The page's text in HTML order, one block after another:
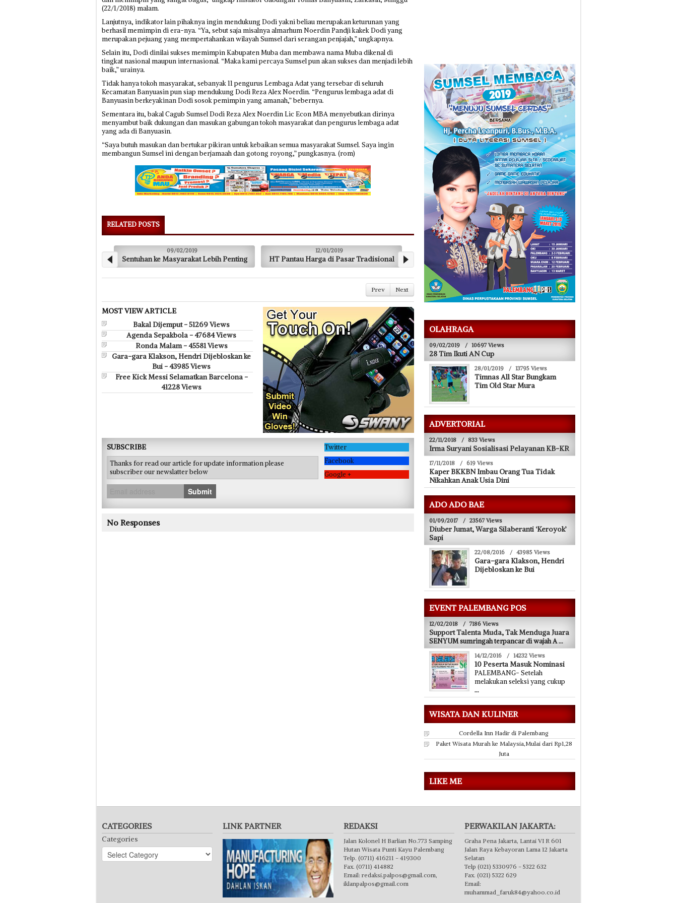
(22/1/2018) malam.
Lanjutnya, indikator lain pihaknya ingin mendukung Dodi yakni beliau merupakan keturunan yang
berhasil memimpin di era-nya. “Ya, sebut saja misalnya almarhum Noerdin Pandji kakek Dodi yang
merupakan pejuang yang mempertahankan wilayah Sumsel dari serangan penjajah,” ungkapnya.
Selain itu, Dodi dinilai sukses memimpin Kabupaten Muba dan membawa nama Muba dikenal di
tingkat nasional maupun internasional. “Maka kami percaya Sumsel pun akan sukses dan menjadi lebih
baik,” urainya.
Tidak hanya tokoh masyarakat, sebanyak 11 pengurus Lembaga Adat yang tersebar di seluruh
Kecamatan Banyuasin pun siap mendukung Dodi Reza Alex Noerdin. “Pengurus lembaga adat di
Banyuasin berkeyakinan Dodi sosok pemimpin yang amanah,” bebernya.
Sementara itu, bakal Cagub Sumsel Dodi Reza Alex Noerdin Lic Econ MBA menyebutkan dirinya
menyambut baik dukungan dan masukan gabungan tokoh masyarakat dan pengurus lembaga adat
yang ada di Banyuasin.
“Saya butuh masukan dan bertukar pikiran untuk kebaikan semua masyarakat Sumsel. Saya ingin
membangun Sumsel ini dengan berjamaah dan gotong royong,” pungkasnya. (rom)
RELATED POSTS
09/02/2019
Sentuhan ke Masyarakat Lebih Penting HT Pantau Harga di Pasar Tradisional
05/12/2018
Dedi A dan Aswawi Resmi Dewan PALI
28/11/2018
Ini Tanggapan Pengamat Soal Kampanye
Jokowi di Palembang
Prev Next
MOST VIEW ARTICLE
Bakal Dijemput - 51269 Views
Agenda Sepakbola - 47684 Views
Ronda Malam - 45581 Views
Gara-gara Klakson, Hendri Dijebloskan ke
Bui - 43985 Views
Free Kick Messi Selamatkan Barcelona -
41228 Views
SUBSCRIBE
Thanks for read our article for update information please
subscriber our newslatter below
Submit
Twitter
Facebook
Google +
No Responses
OLAHRAGA
09/02/2019 / 10697 Views
28 Tim Ikuti AN Cup
28/01/2019 / 13795 Views
Timnas All Star Bungkam
Tim Old Star Mura
ADVERTORIAL
22/11/2018 / 833 Views
Irma Suryani Sosialisasi Pelayanan KB-KR
17/11/2018 / 619 Views
Kaper BKKBN Imbau Orang Tua Tidak
Nikahkan Anak Usia Dini
ADO ADO BAE
01/09/2017 / 23567 Views
Diuber Jumat, Warga Silaberanti ‘Keroyok’
Sapi
22/08/2016 / 43985 Views
Gara-gara Klakson, Hendri
Dijebloskan ke Bui
EVENT PALEMBANG POS
12/02/2018 / 7186 Views
Support Talenta Muda, Tak Menduga Juara
SENYUM sumringah terpancar di wajah A...
14/12/2016 / 14232 Views
10 Peserta Masuk Nominasi
PALEMBANG- Setelah
melakukan seleksi yang cukup
...
WISATA DAN KULINER
Cordella Inn Hadir di Palembang
Paket Wisata Murah ke Malaysia,Mulai dari Rp1,28
Juta
LIKE ME
CATEGORIES
Categories
LINK PARTNER REDAKSI
Jalan Kolonel H Barlian No.773 Samping
Hutan Wisata Punti Kayu Palembang
Telp. (0711) 416211 - 419300
Fax. (0711) 414882
Email: redaksi.palpos@gmail.com,
iklanpalpos@gmail.com
PERWAKILAN JAKARTA:
Graha Pena Jakarta, Lantai VI R 601
Jalan Raya Kebayoran Lama 12 Jakarta
Selatan
Telp (021) 5330976 - 5322 632
Fax. (021) 5322 629
Email:
muhammad_faruk84@yahoo.co.id